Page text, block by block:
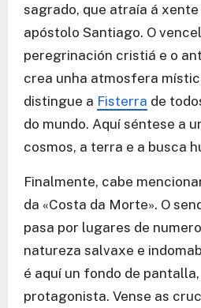
sagrado, que atraía á
apóstolo Santiago. O
peregrinación cristiá e o
crea unha atmosfera
distingue a Fisterra de
do mundo. Aquí séntese a
cosmos, a terra e a busca
Finalmente, cabe
da «Costa da Morte». O
pasa por lugares de
natureza salvaxe e
é aquí un fondo de
protagonista. Vense as